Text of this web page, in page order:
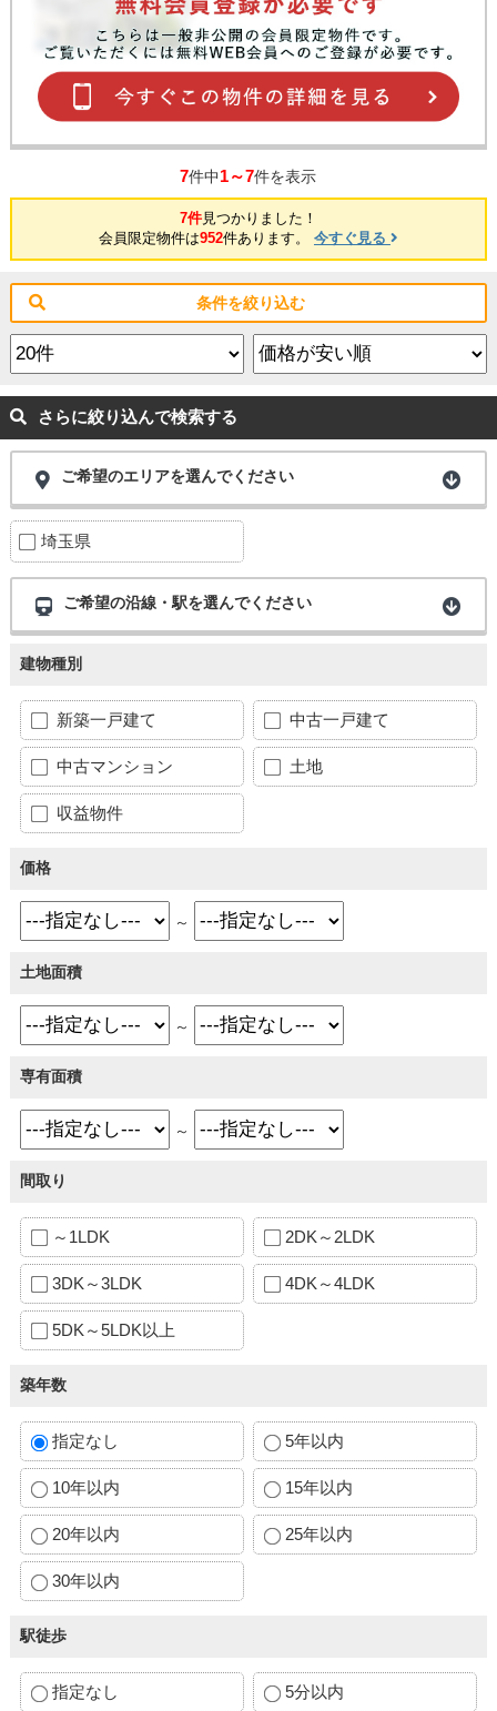
7件中1～7件を表示
7件見つかりました！
会員限定物件は952件あります。 今すぐ見る
条件を絞り込む
さらに絞り込んで検索する
ご希望のエリアを選んでください
埼玉県
ご希望の沿線・駅を選んでください
建物種別
新築一戸建て 中古一戸建て
中古マンション 土地
収益物件
価格
～
土地面積
～
専有面積
～
間取り
～1LDK 2DK～2LDK
3DK～3LDK 4DK～4LDK
5DK～5LDK以上
築年数
指定なし 5年以内
10年以内 15年以内
20年以内 25年以内
30年以内
駅徒歩
指定なし 5分以内